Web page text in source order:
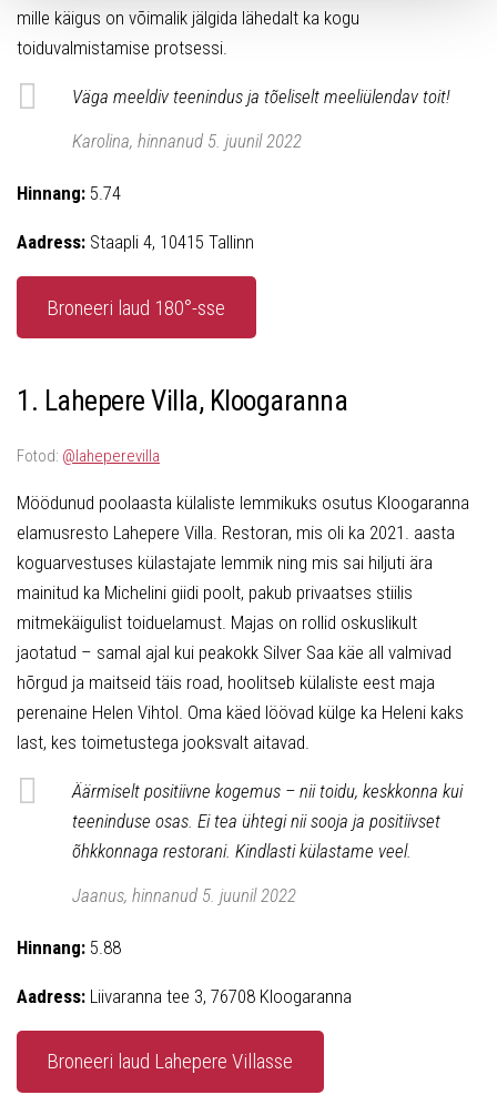
mille käigus on võimalik jälgida lähedalt ka kogu
toiduvalmistamise protsessi.
Väga meeldiv teenindus ja tõeliselt meeliülendav toit!
Karolina, hinnanud 5. juunil 2022
Hinnang: 5.74
Aadress: Staapli 4, 10415 Tallinn
Broneeri laud 180°-sse
1. Lahepere Villa, Kloogaranna
Fotod: @laheperevilla
Möödunud poolaasta külaliste lemmikuks osutus Kloogaranna
elamusresto Lahepere Villa. Restoran, mis oli ka 2021. aasta
koguarvestuses külastajate lemmik ning mis sai hiljuti ära
mainitud ka Michelini giidi poolt, pakub privaatses stiilis
mitmekäigulist toiduelamust. Majas on rollid oskuslikult
jaotatud – samal ajal kui peakokk Silver Saa käe all valmivad
hõrgud ja maitseid täis road, hoolitseb külaliste eest maja
perenaine Helen Vihtol. Oma käed löövad külge ka Heleni kaks
last, kes toimetustega jooksvalt aitavad.
Äärmiselt positiivne kogemus – nii toidu, keskkonna kui
teeninduse osas. Ei tea ühtegi nii sooja ja positiivset
õhkkonnaga restorani. Kindlasti külastame veel.
Jaanus, hinnanud 5. juunil 2022
Hinnang: 5.88
Aadress: Liivaranna tee 3, 76708 Kloogaranna
Broneeri laud Lahepere Villasse